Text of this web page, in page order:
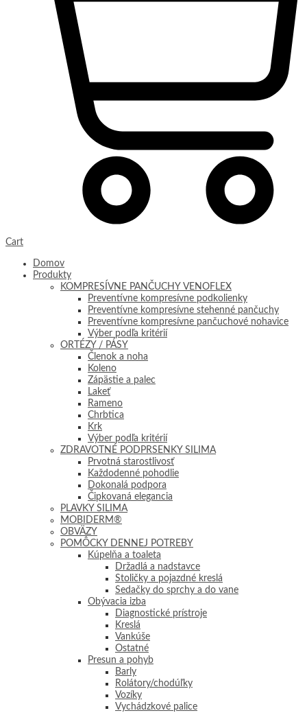
Cart
Domov
Produkty
KOMPRESÍVNE PANČUCHY VENOFLEX
Preventívne kompresívne podkolienky
Preventívne kompresívne stehenné pančuchy
Preventívne kompresívne pančuchové nohavice
Výber podľa kritérií
ORTÉZY / PÁSY
Členok a noha
Koleno
Zápästie a palec
Lakeť
Rameno
Chrbtica
Krk
Výber podľa kritérií
ZDRAVOTNÉ PODPRSENKY SILIMA
Prvotná starostlivosť
Každodenné pohodlie
Dokonalá podpora
Čipkovaná elegancia
PLAVKY SILIMA
MOBIDERM®
OBVÄZY
POMÔCKY DENNEJ POTREBY
Kúpelňa a toaleta
Držadlá a nadstavce
Stoličky a pojazdné kreslá
Sedačky do sprchy a do vane
Obývacia izba
Diagnostické prístroje
Kreslá
Vankúše
Ostatné
Presun a pohyb
Barly
Rolátory/chodúľky
Vozíky
Vychádzkové palice